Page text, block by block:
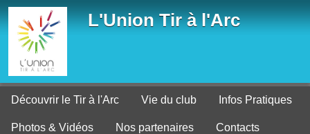
L'Union Tir à l'Arc
Découvrir le Tir à l'Arc Vie du club Infos Pratiques
Photos & Vidéos Nos partenaires Contacts
Panneau de gestion des cookies